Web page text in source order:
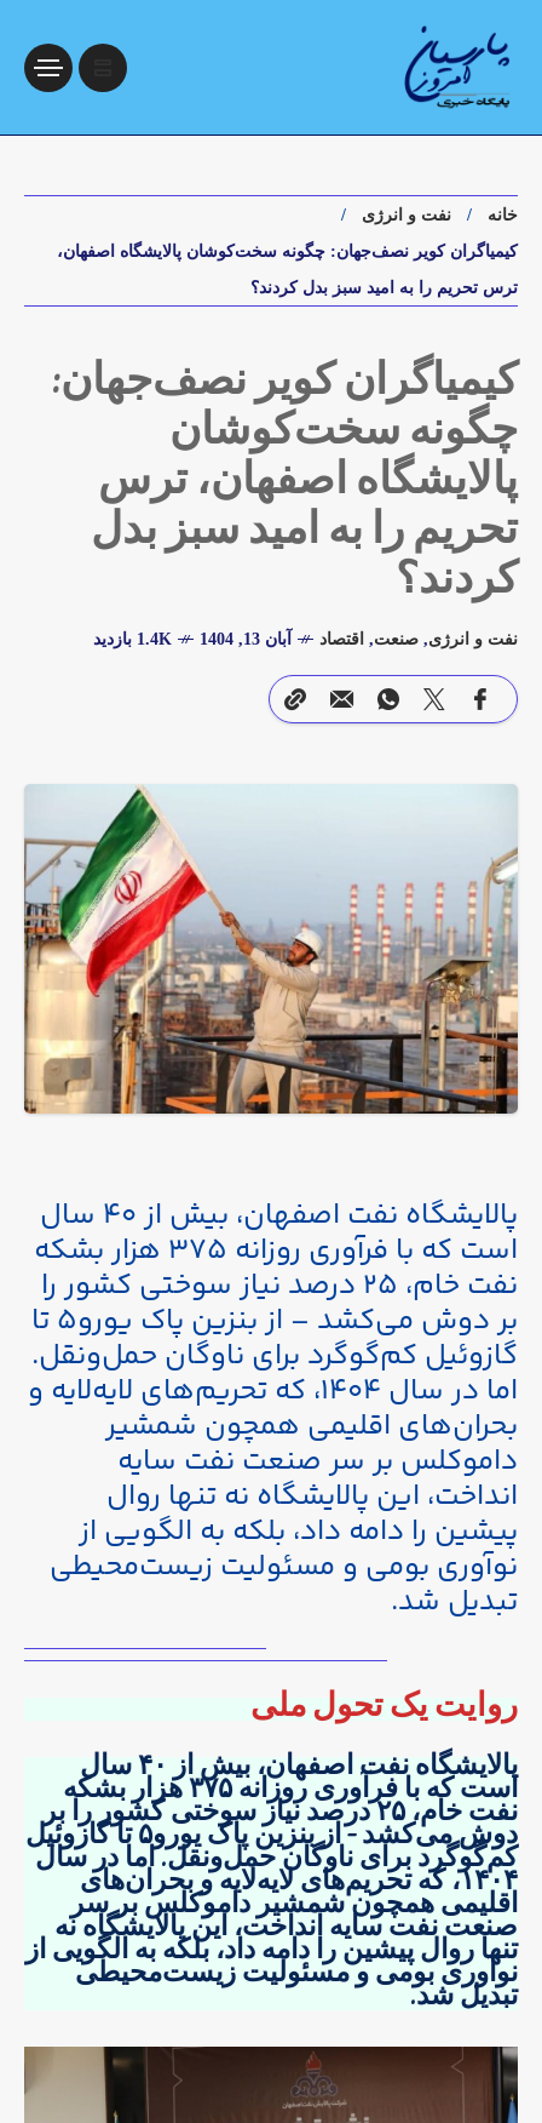
خانه
نفت و انرژی
کیمیاگران کویر نصف‌جهان: چگونه سخت‌کوشان پالایشگاه اصفهان،
ترس تحریم را به امید سبز بدل کردند؟
کیمیاگران کویر نصف‌جهان:
چگونه سخت‌کوشان
پالایشگاه اصفهان، ترس
تحریم را به امید سبز بدل
کردند؟
نفت و انرژی, صنعت, اقتصاد آبان 13, 1404 1.4K بازدید
پالایشگاه نفت اصفهان، بیش از ۴۰ سال
است که با فرآوری روزانه ۳۷۵ هزار بشکه
نفت خام، ۲۵ درصد نیاز سوختی کشور را
بر دوش می‌کشد – از بنزین پاک یورو۵ تا
گازوئیل کم‌گوگرد برای ناوگان حمل‌ونقل.
اما در سال ۱۴۰۴، که تحریم‌های لایه‌لایه و
بحران‌های اقلیمی همچون شمشیر
داموکلس بر سر صنعت نفت سایه
انداخت، این پالایشگاه نه تنها روال
پیشین را دامه داد، بلکه به الگویی از
نوآوری بومی و مسئولیت زیست‌محیطی
تبدیل شد.
روایت یک تحول ملی
پالایشگاه نفت اصفهان، بیش از ۴۰ سال
است که با فرآوری روزانه ۳۷۵ هزار بشکه
نفت خام، ۲۵ درصد نیاز سوختی کشور را بر
دوش می‌کشد – از بنزین پاک یورو۵ تا گازوئیل
کم‌گوگرد برای ناوگان حمل‌ونقل. اما در سال
۱۴۰۴، که تحریم‌های لایه‌لایه و بحران‌های
اقلیمی همچون شمشیر داموکلس بر سر
صنعت نفت سایه انداخت، این پالایشگاه نه
تنها روال پیشین را دامه داد، بلکه به الگویی از
نوآوری بومی و مسئولیت زیست‌محیطی
تبدیل شد.